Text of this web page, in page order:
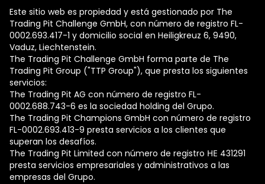
Este sitio web es propiedad y está gestionado por The
Trading Pit Challenge GmbH, con número de registro FL-
0002.693.417-1 y domicilio social en Heiligkreuz 6, 9490,
Vaduz, Liechtenstein.
The Trading Pit Challenge GmbH forma parte de The
Trading Pit Group ("TTP Group"), que presta los siguientes
servicios:
The Trading Pit AG con número de registro FL-
0002.688.743-6 es la sociedad holding del Grupo.
The Trading Pit Champions GmbH con número de registro
FL-0002.693.413-9 presta servicios a los clientes que
superan los desafíos.
The Trading Pit Limited con número de registro ΗΕ 431291
presta servicios empresariales y administrativos a las
empresas del Grupo.